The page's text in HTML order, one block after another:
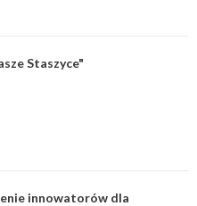
Staszyce"
innowatorów dla